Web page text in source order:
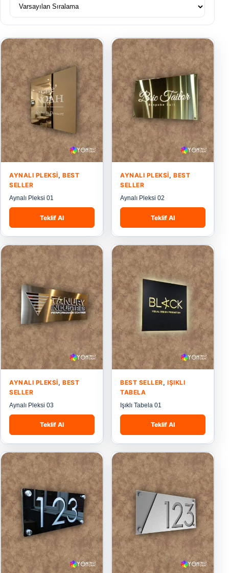
AYNALI PLEKSI,BEST
SELLER
Aynalı Pleksi 01
Teklif Al
AYNALI PLEKSI,BEST
SELLER
Aynalı Pleksi 02
Teklif Al
AYNALI PLEKSI,BEST
SELLER
Aynalı Pleksi 03
Teklif Al
BEST SELLER,IŞIKLI
TABELA
Işıklı Tabela 01
Teklif Al